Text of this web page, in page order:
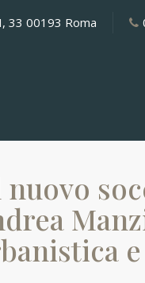
33 00193 Roma
nuovo